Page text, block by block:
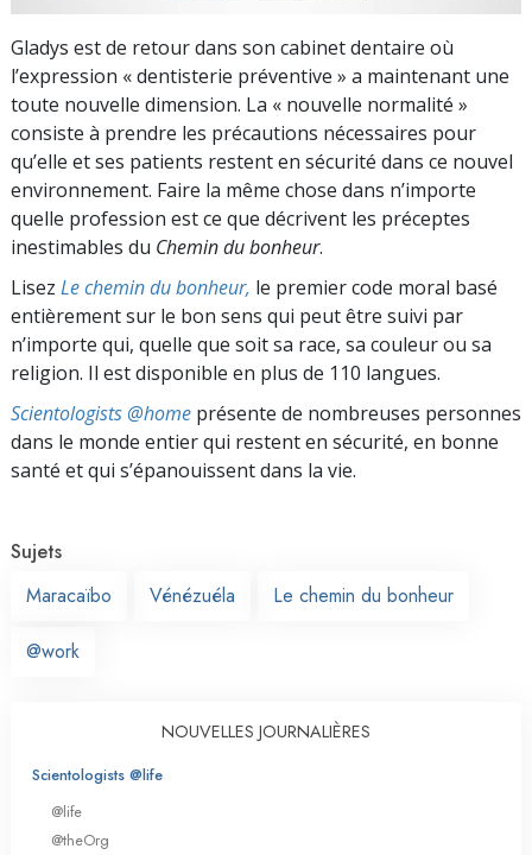
Gladys est de retour dans son cabinet dentaire où
l’expression « dentisterie préventive » a maintenant une
toute nouvelle dimension. La « nouvelle normalité »
consiste à prendre les précautions nécessaires pour
qu’elle et ses patients restent en sécurité dans ce nouvel
environnement. Faire la même chose dans n’importe
quelle profession est ce que décrivent les préceptes
inestimables du Chemin du bonheur.
Lisez Le chemin du bonheur, le premier code moral basé
entièrement sur le bon sens qui peut être suivi par
n’importe qui, quelle que soit sa race, sa couleur ou sa
religion. Il est disponible en plus de 110 langues.
Scientologists @home présente de nombreuses personnes
dans le monde entier qui restent en sécurité, en bonne
santé et qui s’épanouissent dans la vie.
Sujets
Maracaïbo
Vénézuéla Le chemin du bonheur
@work
NOUVELLES JOURNALIÈRES
Scientologists @life
@life
@theOrg